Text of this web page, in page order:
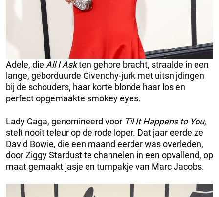
Adele, die All I Askten gehore bracht, straalde in een
lange, geborduurde Givenchy-jurk met uitsnijdingen
bij de schouders, haar korte blonde haar los en
perfect opgemaakte smokey eyes.
Lady Gaga, genomineerd voor Til It Happens to You,
stelt nooit teleur op de rode loper. Dat jaar eerde ze
David Bowie, die een maand eerder was overleden,
door Ziggy Stardust te channelen in een opvallend, op
maat gemaakt jasje en turnpakje van Marc Jacobs.